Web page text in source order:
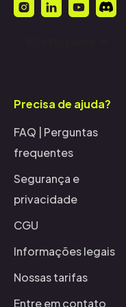
Precisa de ajuda?
FAQ | Perguntas
frequentes
Segurança e
privacidade
CGU
Informações legais
Nossas tarifas
Entre em contato